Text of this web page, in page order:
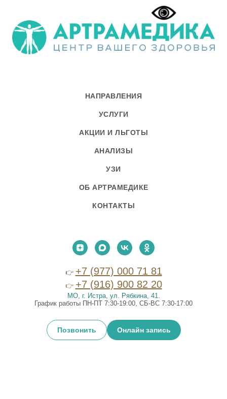
НАПРАВЛЕНИЯ
УСЛУГИ
АКЦИИ И ЛЬГОТЫ
АНАЛИЗЫ
УЗИ
ОБ АРТРАМЕДИКЕ
КОНТАКТЫ
👉 +7 (977) 000 71 81
👉 +7 (916) 900 82 20
МО, г. Истра, ул. Рябкина, 41.
График работы ПН-ПТ 7:30-19:00, СБ-ВС 7:30-17:00
Позвонить Онлайн запись